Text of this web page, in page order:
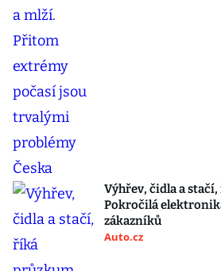
Výhřev, čidla a
Pokročilá
zákazníků
Auto.cz